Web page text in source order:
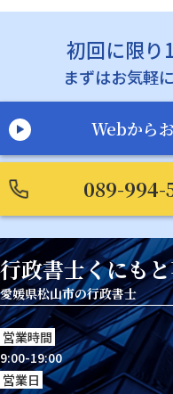
初回に限り
まずはお気軽
Webから
089-994-
行政書士くにも
愛媛県松山市の行政書士
営業時間
9:00-19:00
営業日